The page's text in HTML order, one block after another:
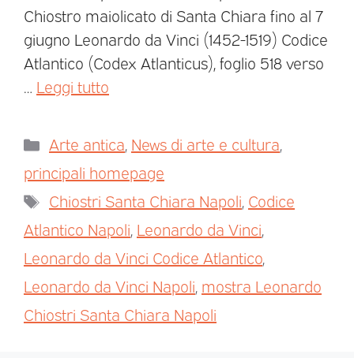
Chiostro maiolicato di Santa Chiara fino al 7
giugno Leonardo da Vinci (1452-1519) Codice
Atlantico (Codex Atlanticus), foglio 518 verso
… Leggi tutto
Arte antica, News di arte e cultura,
principali homepage
Chiostri Santa Chiara Napoli, Codice
Atlantico Napoli, Leonardo da Vinci,
Leonardo da Vinci Codice Atlantico,
Leonardo da Vinci Napoli, mostra Leonardo
Chiostri Santa Chiara Napoli